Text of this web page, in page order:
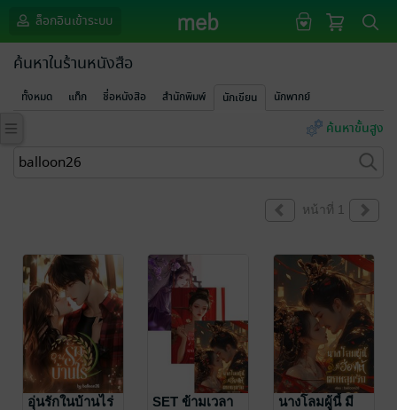
ล็อกอินเข้าระบบ
ค้นหาในร้านหนังสือ
ทั้งหมด แท็ก ชื่อหนังสือ สำนักพิมพ์ นักเขียน นักพากย์
ค้นหาขั้นสูง
หน้าที่ 1
อุ่นรักในบ้านไร่ SET ข้ามเวลา
นางโลมผู้นี้ มี